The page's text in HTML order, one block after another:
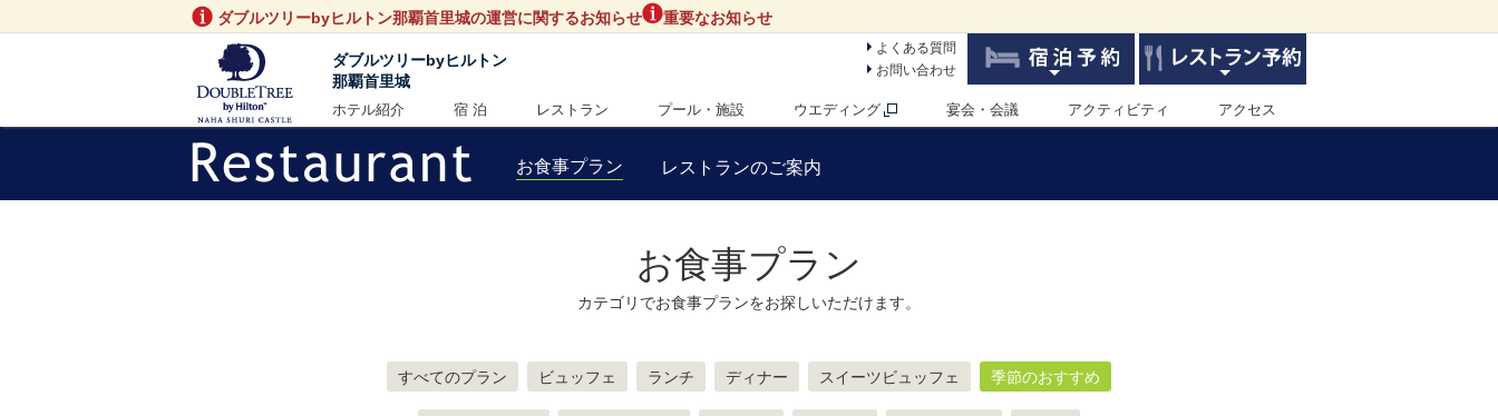
ダブルツリーbyヒルトン那覇首里城の運営に関するお知らせ 重要なお知らせ
ダブルツリーbyヒルトン
那覇首里城
よくある質問
お問い合わせ
ホテル紹介 宿 泊 レストラン プール・施設 ウエディング 宴会・会議 アクティビティ アクセス
お食事プラン レストランのご案内
お食事プラン
カテゴリでお食事プランをお探しいただけます。
すべてのプラン ビュッフェ ランチ ディナー スイーツビュッフェ 季節のおすすめ